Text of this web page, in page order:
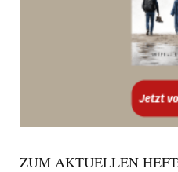
ZUM AKTUELLEN